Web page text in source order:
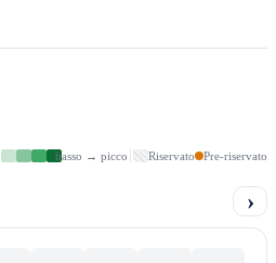
basso → picco Riservato Pre-riservato
›